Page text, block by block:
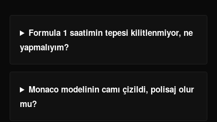
Formula 1 saatimin tepesi kilitlenmiyor, ne
yapmalıyım?
Monaco modelinin camı çizildi, polisaj olur
mu?